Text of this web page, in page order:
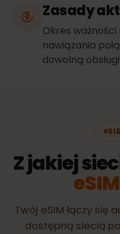
Zasady
Okres
nawiązania
dowolną
Z jakiej
eSIM
Twój eSIM łączy się
dostępną siecią